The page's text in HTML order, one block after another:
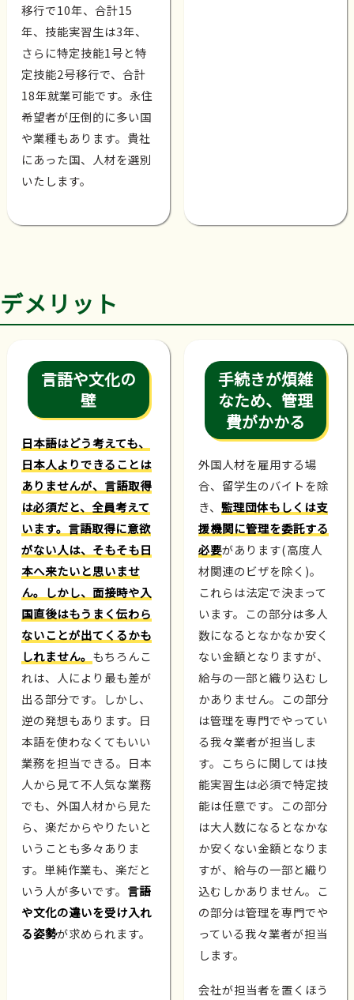
移行で10年、合計15
年、技能実習生は3年、
さらに特定技能1号と特
定技能2号移行で、合計
18年就業可能です。永住
希望者が圧倒的に多い国
や業種もあります。貴社
にあった国、人材を選別
いたします。
デメリット
言語や文化の
壁
日本語はどう考えても、
日本人よりできることは
ありませんが、言語取得
は必須だと、全員考えて
います。言語取得に意欲
がない人は、そもそも日
本へ来たいと思いませ
ん。しかし、面接時や入
国直後はもうまく伝わら
ないことが出てくるかも
しれません。 もちろんこ
れは、人により最も差が
出る部分です。しかし、
逆の発想もあります。日
本語を使わなくてもいい
業務を担当できる。日本
人から見て不人気な業務
でも、外国人材から見た
ら、楽だからやりたいと
いうことも多々ありま
す。単純作業も、楽だと
いう人が多いです。 言語
や文化の違いを受け入れ
る姿勢が求められます。
手続きが煩雑
なため、管理
費がかかる
外国人材を雇用する場
合、留学生のバイトを除
き、 監理団体もしくは支
援機関に管理を委託する
必要があります(高度人
材関連のビザを除く)。
これらは法定で決まって
います。この部分は多人
数になるとなかなか安く
ない金額となりますが、
給与の一部と織り込むし
かありません。この部分
は管理を専門でやってい
る我々業者が担当しま
す。こちらに関しては技
能実習生は必須で特定技
能は任意です。この部分
は大人数になるとなかな
か安くない金額となりま
すが、給与の一部と織り
込むしかありません。こ
の部分は管理を専門でや
っている我々業者が担当
します。
会社が担当者を置くほう